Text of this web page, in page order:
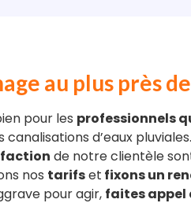
au plus près
pour les professionnels
canalisations d’eaux pluviales.
de notre clientèle
nos tarifset fixons un
pour agir, faites appel